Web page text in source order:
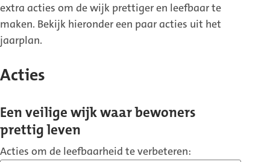
extra acties om de wijk prettiger en leefbaar te
maken. Bekijk hieronder een paar acties uit het
jaarplan.
Acties
Een veilige wijk waar bewoners
prettig leven
Acties om de leefbaarheid te verbeteren: